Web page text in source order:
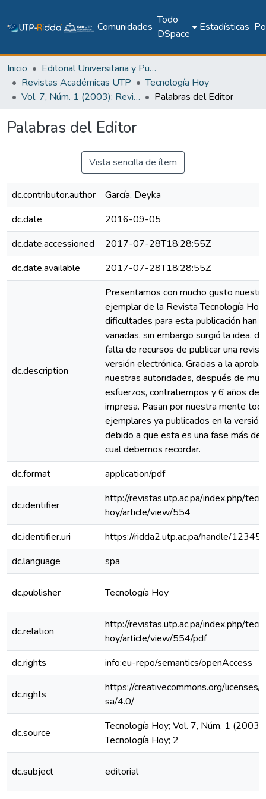
Comunidades
Todo
DSpace
Estadísticas
Inicio
Editorial Universitaria y Publicaciones Seriadas
Revistas Académicas UTP
Tecnología Hoy
Vol. 7, Núm. 1 (2003): Revista Tecnología Hoy
Palabras del Editor
Palabras del Editor
Vista sencilla de ítem
dc.contributor.author
García, Deyka
dc.date
2016-09-05
dc.date.accessioned
2017-07-28T18:28:55Z
dc.date.available
2017-07-28T18:28:55Z
dc.description
Presentamos con mucho gusto
ejemplar de la Revista Tecnología
dificultades para esta publicación han
variadas, sin embargo surgió la idea,
falta de recursos de publicar una
versión electrónica. Gracias a la
nuestras autoridades, después de
esfuerzos, contratiempos y 6 años de
impresa. Pasan por nuestra mente
ejemplares ya publicados en la
debido a que esta es una fase más de
cual debemos recordar.
dc.format
application/pdf
dc.identifier
http://revistas.utp.ac.pa/index.php/
hoy/article/view/554
dc.identifier.uri
https://ridda2.utp.ac.pa/handle/
dc.language
spa
dc.publisher Tecnología Hoy
dc.relation
http://revistas.utp.ac.pa/index.php/
hoy/article/view/554/pdf
dc.rights
info:eu-repo/semantics/openAccess
dc.rights
https://creativecommons.org/licenses/
sa/4.0/
dc.source
Tecnología Hoy; Vol. 7, Núm. 1
Tecnología Hoy; 2
dc.subject editorial